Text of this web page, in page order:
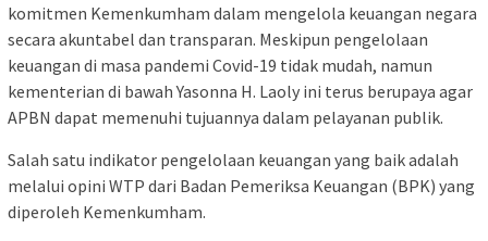
komitmen Kemenkumham dalam mengelola keuangan negara
secara akuntabel dan transparan. Meskipun pengelolaan
keuangan di masa pandemi Covid-19 tidak mudah, namun
kementerian di bawah Yasonna H. Laoly ini terus berupaya agar
APBN dapat memenuhi tujuannya dalam pelayanan publik.
Salah satu indikator pengelolaan keuangan yang baik adalah
melalui opini WTP dari Badan Pemeriksa Keuangan (BPK) yang
diperoleh Kemenkumham.